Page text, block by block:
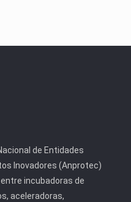
de Entidades
Inovadores (Anprotec)
incubadoras de
aceleradoras,